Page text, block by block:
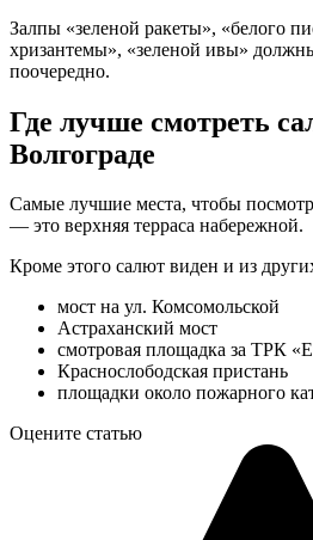
Залпы «зеленой ракеты», «белого
хризантемы», «зеленой ивы»
поочередно.
Где лучше смотреть
Волгограде
Самые лучшие места, чтобы
— это верхняя терраса набережной.
Кроме этого салют виден и из
мост на ул. Комсомольской
Астраханский мост
смотровая площадка за ТРК
Краснослободская пристань
площадки около пожарного
Оцените статью